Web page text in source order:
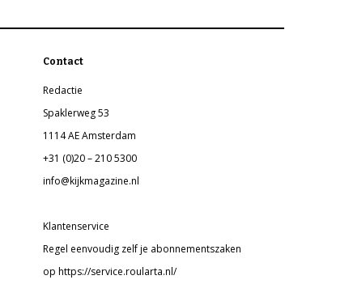
Contact
Redactie
Spaklerweg 53
1114 AE Amsterdam
+31 (0)20 – 210 5300
info@kijkmagazine.nl
Klantenservice
Regel eenvoudig zelf je abonnementszaken
op https://service.roularta.nl/